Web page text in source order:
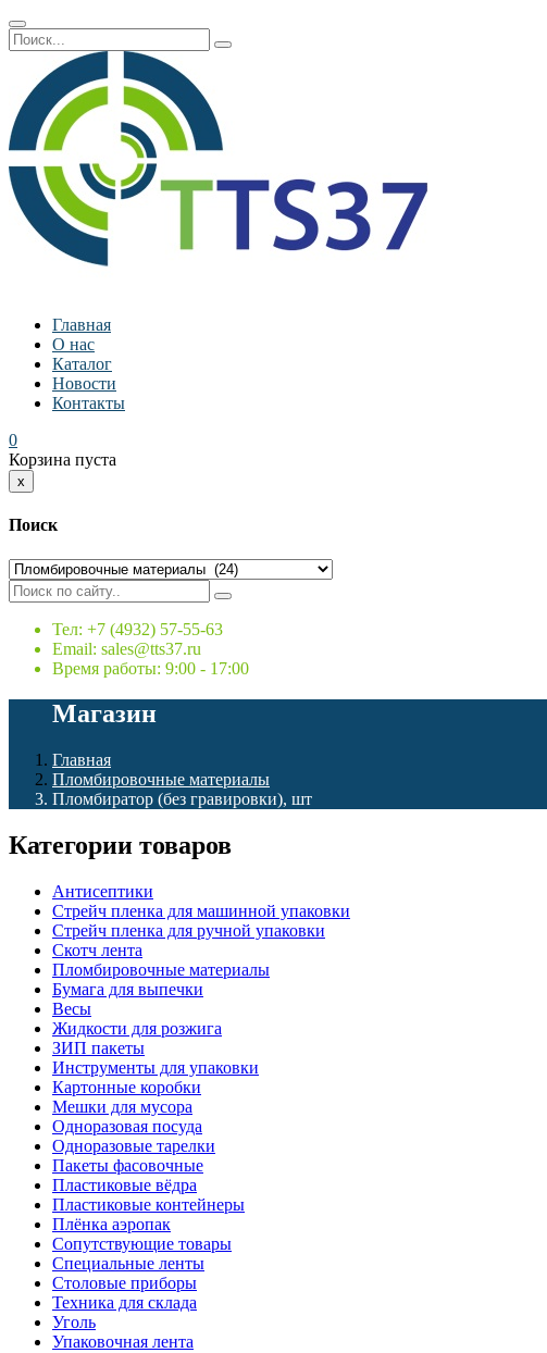
Главная
О нас
Каталог
Новости
Контакты
0
Корзина пуста
x
Поиск
Тел: +7 (4932) 57-55-63
Email: sales@tts37.ru
Время работы: 9:00 - 17:00
Магазин
Главная
Пломбировочные материалы
Пломбиратор (без гравировки), шт
Категории товаров
Антисептики
Стрейч пленка для машинной упаковки
Стрейч пленка для ручной упаковки
Скотч лента
Пломбировочные материалы
Бумага для выпечки
Весы
Жидкости для розжига
ЗИП пакеты
Инструменты для упаковки
Картонные коробки
Мешки для мусора
Одноразовая посуда
Одноразовые тарелки
Пакеты фасовочные
Пластиковые вёдра
Пластиковые контейнеры
Плёнка аэропак
Сопутствующие товары
Специальные ленты
Столовые приборы
Техника для склада
Уголь
Упаковочная лента